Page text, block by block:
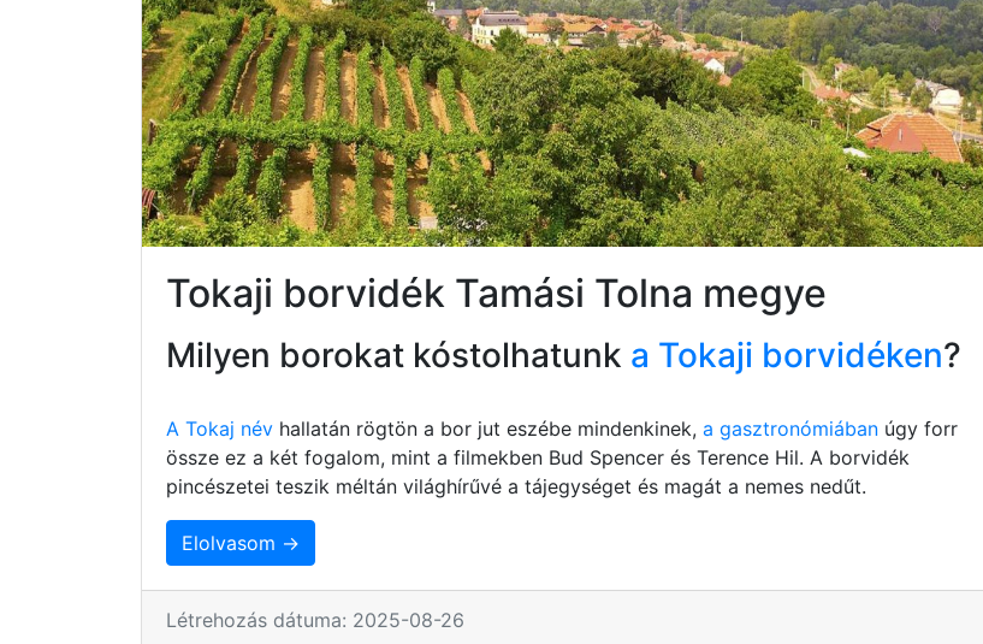
Tokaji borvidék Tamási Tolna megye
Milyen borokat kóstolhatunk a Tokaji borvidéken?
A Tokaj név hallatán rögtön a bor jut eszébe mindenkinek, a gasztronómiában úgy forr
össze ez a két fogalom, mint a filmekben Bud Spencer és Terence Hil. A borvidék
pincészetei teszik méltán világhírűvé a tájegységet és magát a nemes nedűt.
Elolvasom →
Létrehozás dátuma: 2025-08-26